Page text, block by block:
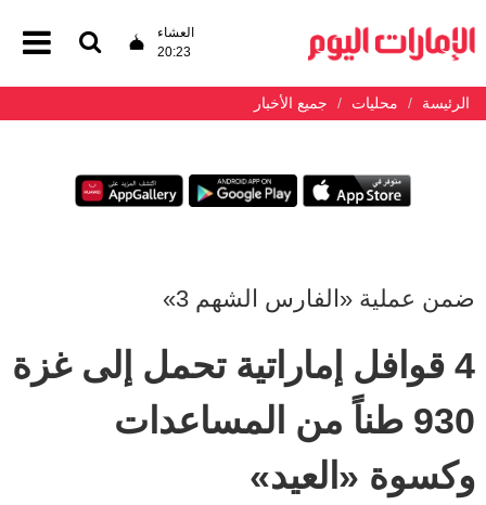
العشاء
20:23
الرئيسة محليات جميع الأخبار
ضمن عملية «الفارس الشهم 3»
4 قوافل إماراتية تحمل إلى غزة
930 طناً من المساعدات
وكسوة «العيد»